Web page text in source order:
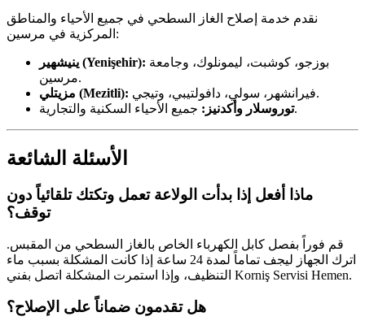
نقدم خدمة إصلاح الغاز السطحي في جميع الأحياء والمناطق
المركزية في مرسين:
ينيشهير (Yenişehir):
مرسين.
مزيتلي (Mezitli):
فيرانشهر، سولي، دافولتيبي، وتيجي.
توروسلار وأكدنيز:جميع الأحياء السكنية والتجارية.
الأسئلة الشائعة
ماذا أفعل إذا بدأت الولاعة تعمل وتكتك تلقائياً دون
توقف؟
قم فوراً بفصل كابل الكهرباء الخاص بالغاز السطحي من المقبس.
اترك الجهاز ليجف تماماً لمدة 24 ساعة إذا كانت المشكلة بسبب ماء
التنظيف، وإذا استمرت المشكلة اتصل بفني Korniş Servisi Hemen.
هل تقدمون ضماناً على الإصلاح؟